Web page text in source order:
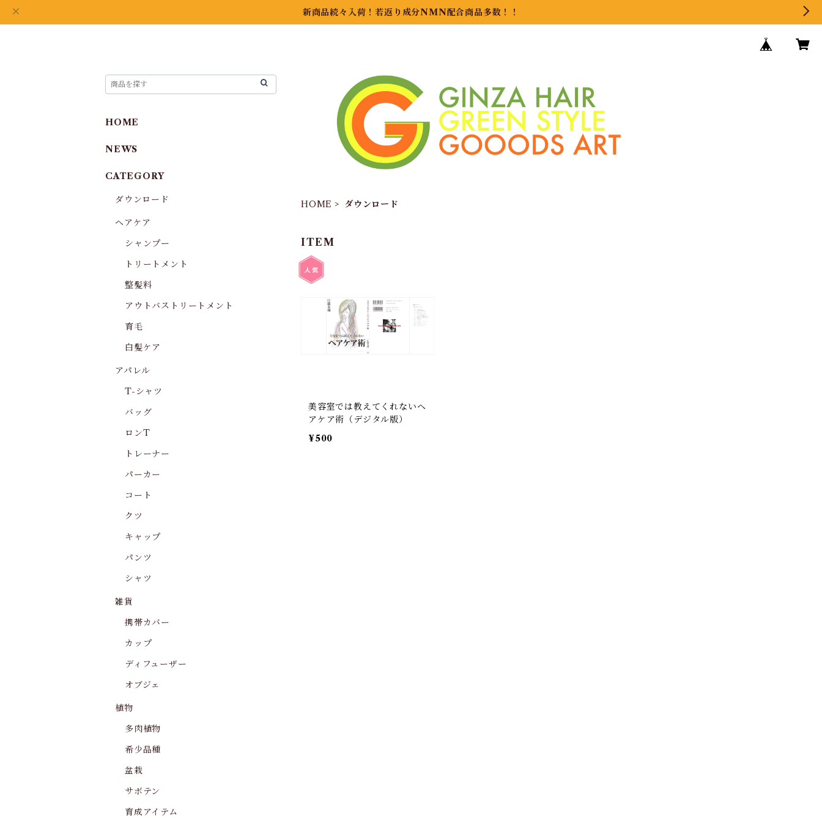
新商品続々入荷！若返り成分NMN配合商品多数！！
HOME ダウンロード
ITEM
美容室では教えてくれないヘ
アケア術（デジタル版）
¥500
HOME
NEWS
CATEGORY
ダウンロード
ヘアケア
シャンプー
トリートメント
整髪料
アウトバストリートメント
育毛
白髪ケア
アパレル
T-シャツ
バッグ
ロンT
トレーナー
パーカー
コート
クツ
キャップ
パンツ
シャツ
雑貨
携帯カバー
カップ
ディフューザー
オブジェ
植物
多肉植物
希少品種
盆栽
サボテン
育成アイテム